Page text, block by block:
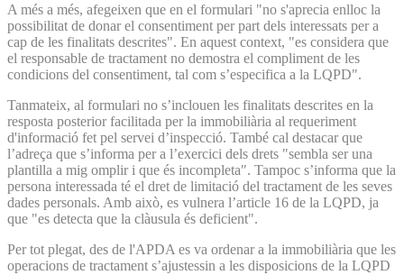
A més a més, afegeixen que en el formulari "no s'aprecia enlloc la
possibilitat de donar el consentiment per part dels interessats per a
cap de les finalitats descrites". En aquest context, "es considera que
el responsable de tractament no demostra el compliment de les
condicions del consentiment, tal com s’especifica a la LQPD".
Tanmateix, al formulari no s’inclouen les finalitats descrites en la
resposta posterior facilitada per la immobiliària al requeriment
d'informació fet pel servei d’inspecció. També cal destacar que
l’adreça que s’informa per a l’exercici dels drets "sembla ser una
plantilla a mig omplir i que és incompleta". Tampoc s’informa que la
persona interessada té el dret de limitació del tractament de les seves
dades personals. Amb això, es vulnera l’article 16 de la LQPD, ja
que "es detecta que la clàusula és deficient".
Per tot plegat, des de l'APDA es va ordenar a la immobiliària que les
operacions de tractament s’ajustessin a les disposicions de la LQPD